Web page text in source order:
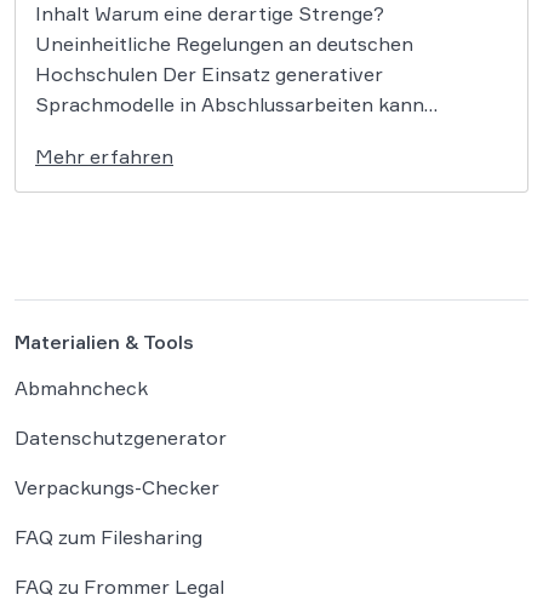
Inhalt Warum eine derartige Strenge?
Uneinheitliche Regelungen an deutschen
Hochschulen Der Einsatz generativer
Sprachmodelle in Abschlussarbeiten kann
bloßes Nichtbestehen hinausgehen. So bestätigte
das VG Kassel am 25.02.2026 den Ausschluss
Mehr erfahren
Materialien & Tools
Abmahncheck
Datenschutzgenerator
Verpackungs-Checker
FAQ zum Filesharing
FAQ zu Frommer Legal